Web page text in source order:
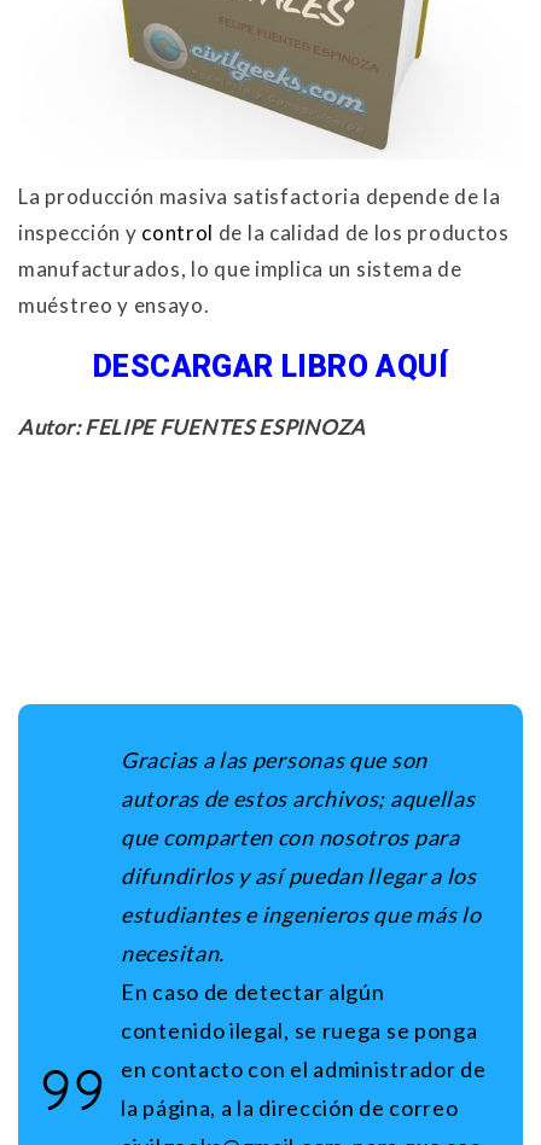
La producción masiva satisfactoria depende de la
inspección y control de la calidad de los productos
manufacturados, lo que implica un sistema de
muéstreo y ensayo.
DESCARGAR LIBRO AQUÍ
Autor: FELIPE FUENTES ESPINOZA
Gracias a las personas que son
autoras de estos archivos; aquellas
que comparten con nosotros para
difundirlos y así puedan llegar a los
estudiantes e ingenieros que más lo
necesitan.
En caso de detectar algún
contenido ilegal, se ruega se ponga
en contacto con el administrador de
la página, a la dirección de correo